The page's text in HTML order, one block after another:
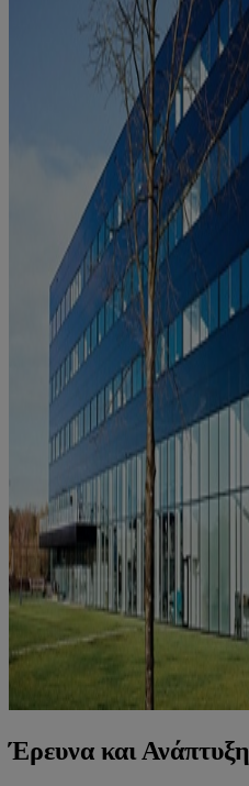
Έρευνα και Ανάπτυξη